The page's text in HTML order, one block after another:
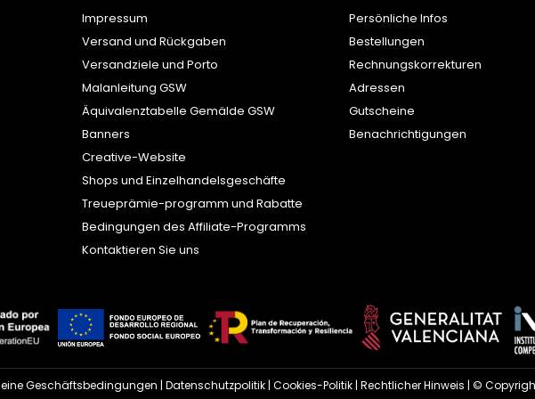
Impressum
Versand und Rückgaben
Versandziele und Porto
Malanleitung GSW
Äquivalenztabelle Gemälde GSW
Banners
Creative-Website
Shops und Einzelhandelsgeschäfte
Treueprämie-programm und Rabatte
Bedingungen des Affiliate-Programms
Kontaktieren Sie uns
Persönliche Infos
Bestellungen
Rechnungskorrekturen
Adressen
Gutscheine
Benachrichtigungen
Geschäftsbedingungen Datenschutzpolitik Cookies-Politik Rechtlicher Hinweis | ©